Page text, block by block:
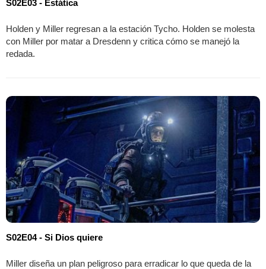
S02E03 - Estática
Holden y Miller regresan a la estación Tycho. Holden se molesta
con Miller por matar a Dresdenn y critica cómo se manejó la
redada.
S02E04 - Si Dios quiere
Miller diseña un plan peligroso para erradicar lo que queda de la